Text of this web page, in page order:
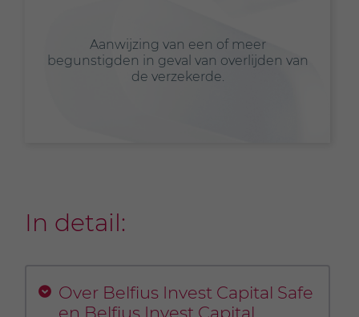
Aanwijzing van een of meer
begunstigden in geval van overlijden van
de verzekerde.
In detail:
Over Belfius Invest Capital Safe
en Belfius Invest Capital